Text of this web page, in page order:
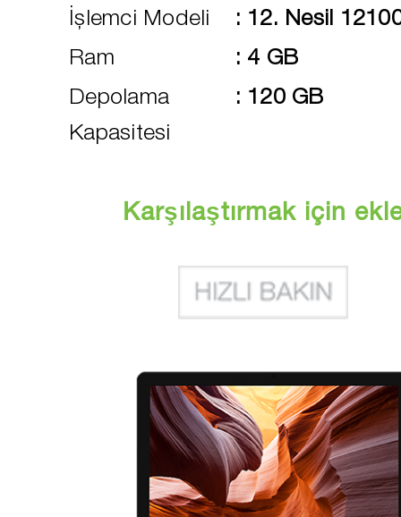
İşlemci Modeli
: 12. Nesil
Ram
: 4 GB
Depolama
Kapasitesi
: 120 GB
Karşılaştırmak için